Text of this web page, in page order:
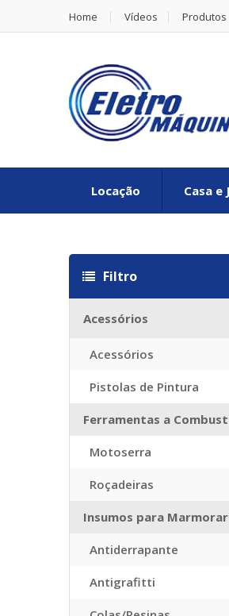
Home Vídeos Produtos
Locação Casa e
Filtro
Acessórios
Acessórios
Pistolas de Pintura
Ferramentas a
Motoserra
Roçadeiras
Insumos para
Antiderrapante
Antigrafitti